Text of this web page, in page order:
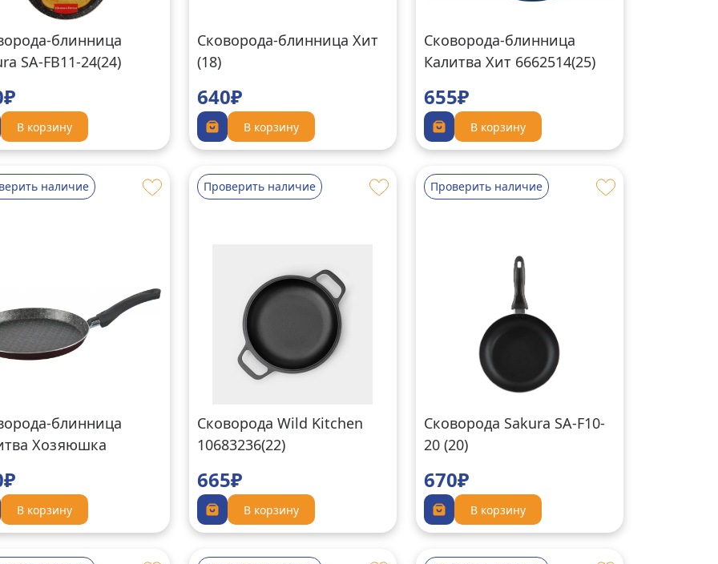
блинница
SA-FB11-24(24)
В корзину
Сковорода-блинница Хит
(18)
640₽
В корзину
Сковорода-блинница
Калитва Хит 6662514(25)
655₽
В корзину
наличие
блинница
Хозяюшка
В корзину
Проверить наличие
Сковорода Wild Kitchen
10683236(22)
665₽
В корзину
Проверить наличие
Сковорода Sakura SA-F10-
20 (20)
670₽
В корзину